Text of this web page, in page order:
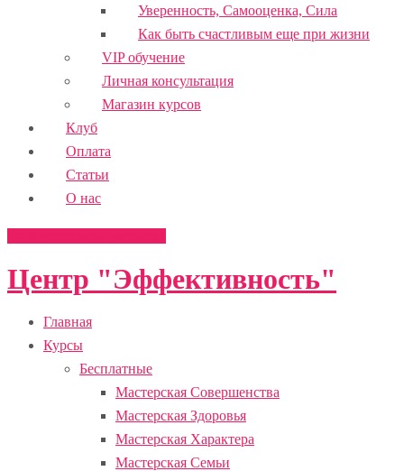
Уверенность, Самооценка, Сила
Как быть счастливым еще при жизни
VIP обучение
Личная консультация
Магазин курсов
Клуб
Оплата
Статьи
О нас
Центр "Эффективность"
Главная
Курсы
Бесплатные
Мастерская Совершенства
Мастерская Здоровья
Мастерская Характера
Мастерская Семьи